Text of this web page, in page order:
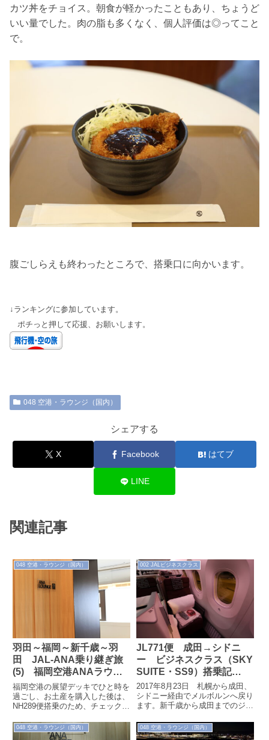
カツ丼をチョイス。朝食が軽かったこともあり、ちょうど
いい量でした。肉の脂も多くなく、個人評価は◎ってこと
で。
腹ごしらえも終わったところで、搭乗口に向かいます。
↓ランキングに参加しています。
ポチっと押して応援、お願いします。
048 空港・ラウンジ（国内）
シェアする
X Facebook はてブ
LINE
関連記事
048 空港・ラウンジ（国内）
羽田～福岡～新千歳～羽
田 JAL-ANA乗り継ぎ旅
(5) 福岡空港ANAラウン
ジ（2021/6）
福岡空港の展望デッキでひと時を
過ごし、お土産を購入した後は、
NH289便搭乗のため、チェックイ
す。福岡空港のANAプライオリ
ティレ...
002 JALビジネスクラス
JL771便 成田→シドニ
ー ビジネスクラス（SKY
SUITE・SS9）搭乗記
（2017.8.23）
2017年8月23日 札幌から成田、
シドニー経由でメルボルンへ戻り
ます。新千歳から成田までのジェ
は、お馴染みシドニー行771便に
搭乗...
048 空港・ラウンジ（国内） 048 空港・ラウンジ（国内）